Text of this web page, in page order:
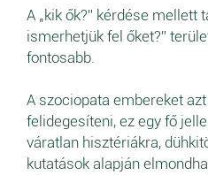
A „kik ők?” kérdése mellett
ismerhetjük fel őket?”
fontosabb.
A szociopata embereket
felidegesíteni, ez egy fő
váratlan hisztériákra,
kutatások alapján